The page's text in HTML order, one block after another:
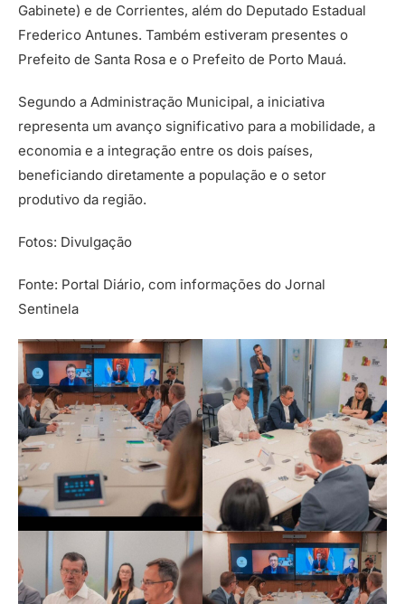
Gabinete) e de Corrientes, além do Deputado Estadual
Frederico Antunes. Também estiveram presentes o
Prefeito de Santa Rosa e o Prefeito de Porto Mauá.
Segundo a Administração Municipal, a iniciativa
representa um avanço significativo para a mobilidade, a
economia e a integração entre os dois países,
beneficiando diretamente a população e o setor
produtivo da região.
Fotos: Divulgação
Fonte: Portal Diário, com informações do Jornal
Sentinela